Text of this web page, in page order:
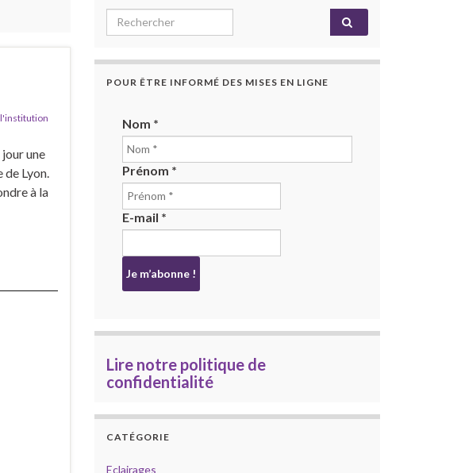
une
de Lyon.
à la
Search for:
POUR ÊTRE INFORMÉ DES MISES EN LIGNE
Nom *
Prénom *
E-mail *
Lire notre politique de
confidentialité
CATÉGORIE
Eclairages